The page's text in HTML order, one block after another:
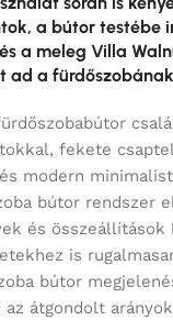
a bútor testébe
a meleg Villa
ad a
fekete
modern
bútor rendszer
és összeállítások
is
bútor
az átgondolt